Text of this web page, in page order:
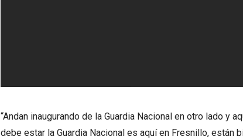
“Andan inaugurando de la Guardia Nacional en otro lado y
debe estar la Guardia Nacional es aquí en Fresnillo, están